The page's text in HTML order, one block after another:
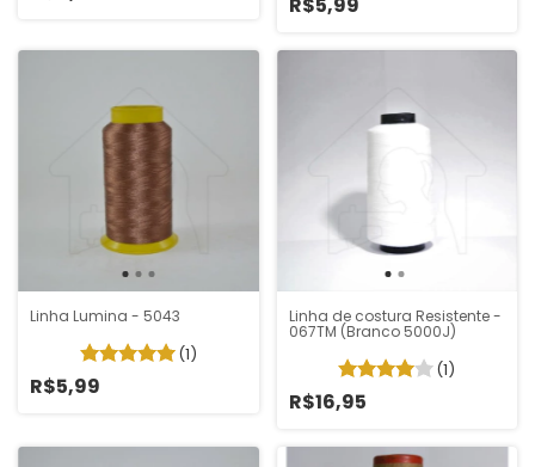
R$5,99
Linha Lumina - 5043
(1)
R$5,99
Linha de costura Resistente -
067TM (Branco 5000J)
(1)
R$16,95